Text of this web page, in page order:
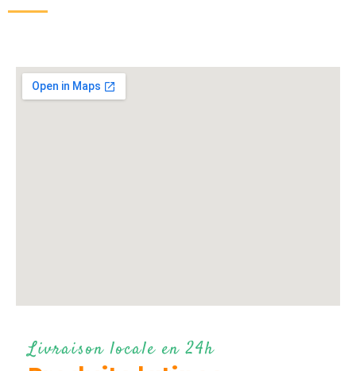
Livraison locale en 24h